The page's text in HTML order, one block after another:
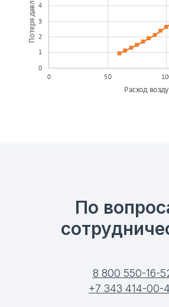
По
8 800 550-16-
+7 343 414-00-